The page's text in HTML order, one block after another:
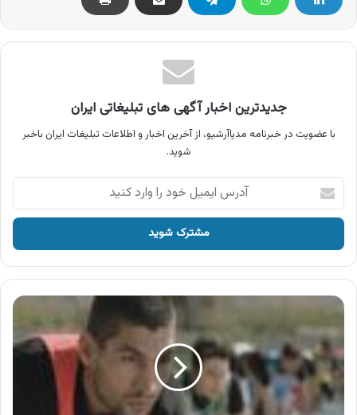
جدیدترین اخبار آگهی های تبلیغاتی ایران
با عضویت در خبرنامه مدیاآرشیو، از آخرین اخبار و اطلاعات تبلیغات ایران باخبر
شوید.
آدرس
ایمیل
خود
وارد
کنید
آگهی
مزمز
،
بادام
زمینی